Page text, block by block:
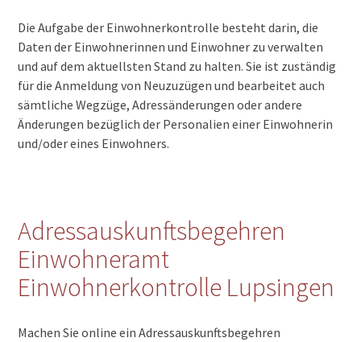
Die Aufgabe der Einwohnerkontrolle besteht darin, die
Daten der Einwohnerinnen und Einwohner zu verwalten
und auf dem aktuellsten Stand zu halten. Sie ist zuständig
für die Anmeldung von Neuzuzügen und bearbeitet auch
sämtliche Wegzüge, Adressänderungen oder andere
Änderungen bezüglich der Personalien einer Einwohnerin
und/oder eines Einwohners.
Adressauskunftsbegehren
Einwohneramt
Einwohnerkontrolle Lupsingen
Machen Sie online ein Adressauskunftsbegehren